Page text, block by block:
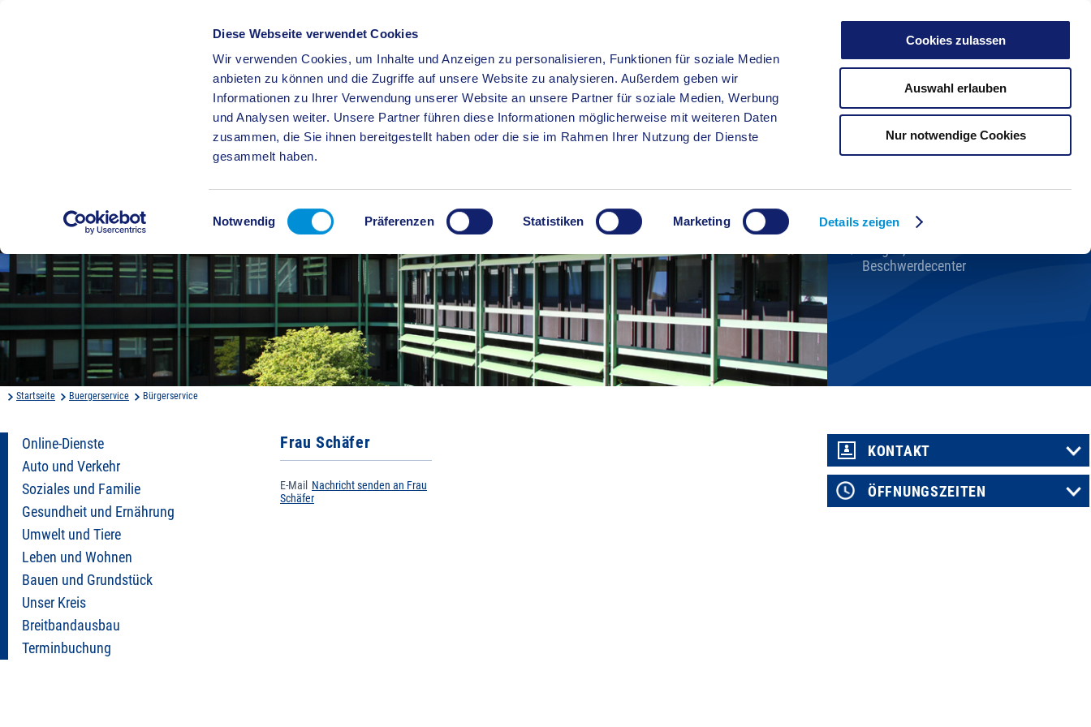
Diese Webseite verwendet Cookies
Wir verwenden Cookies, um Inhalte und Anzeigen zu personalisieren, Funktionen für soziale Medien
anbieten zu können und die Zugriffe auf unsere Website zu analysieren. Außerdem geben wir
Informationen zu Ihrer Verwendung unserer Website an unsere Partner für soziale Medien, Werbung
und Analysen weiter. Unsere Partner führen diese Informationen möglicherweise mit weiteren Daten
zusammen, die Sie ihnen bereitgestellt haben oder die sie im Rahmen Ihrer Nutzung der Dienste
gesammelt haben.
Einwilligungsauswahl
Notwendig Präferenzen Statistiken Marketing Details zeigen
Cookies zulassen
Auswahl erlauben
Nur notwendige Cookies
BÜRGERSERVICE KREISHAUS WIRTSCHAFT BILDUNG
Kreisverwaltung A-Z
Karriere beim Kreis
Beschwerdecenter
Startseite Buergerservice Bürgerservice
Online-Dienste
Auto und Verkehr
Soziales und Familie
Gesundheit und Ernährung
Umwelt und Tiere
Leben und Wohnen
Bauen und Grundstück
Unser Kreis
Breitbandausbau
Terminbuchung
Frau Schäfer
E-Mail Nachricht senden an Frau
Schäfer
KONTAKT
ÖFFNUNGSZEITEN